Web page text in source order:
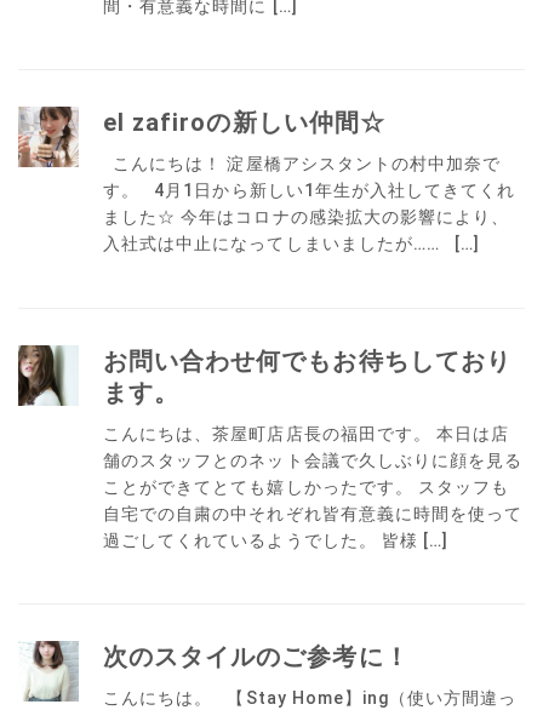
間・有意義な時間に […]
el zafiroの新しい仲間☆
こんにちは！ 淀屋橋アシスタントの村中加奈で
す。 4月1日から新しい1年生が入社してきてくれ
ました☆ 今年はコロナの感染拡大の影響により、
入社式は中止になってしまいましたが…… […]
お問い合わせ何でもお待ちしており
ます。
こんにちは、茶屋町店店長の福田です。 本日は店
舗のスタッフとのネット会議で久しぶりに顔を見る
ことができてとても嬉しかったです。 スタッフも
自宅での自粛の中それぞれ皆有意義に時間を使って
過ごしてくれているようでした。 皆様 […]
次のスタイルのご参考に！
こんにちは。 【Stay Home】ing（使い方間違っ